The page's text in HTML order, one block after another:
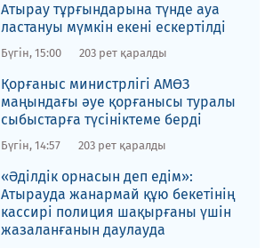
Атырау тұрғындарына түнде ауа
ластануы мүмкін екені ескертілді
Бүгін, 15:00 203 рет қаралды
Қорғаныс министрлігі АМӨЗ
маңындағы әуе қорғанысы туралы
сыбыстарға түсініктеме берді
Бүгін, 14:57 203 рет қаралды
«Әділдік орнасын деп едім»:
Атырауда жанармай құю бекетінің
кассирі полиция шақырғаны үшін
жазаланғанын даулауда